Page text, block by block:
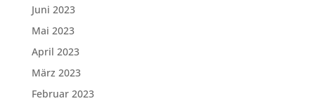
Juni 2023
Mai 2023
April 2023
März 2023
Februar 2023